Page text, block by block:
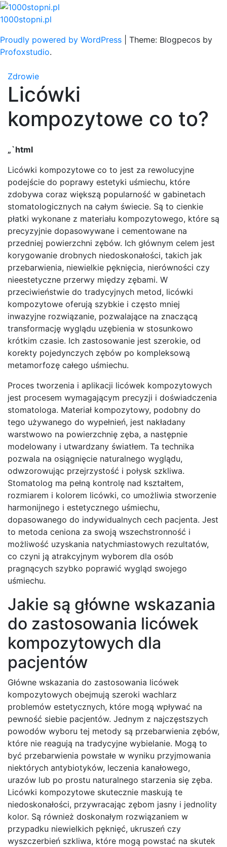
Skip
to
1000stopni.pl
Proudly powered by WordPress
Theme: Blogpecos by
Profoxstudio.
Zdrowie
Licówki
kompozytowe co to?
„`html
Licówki kompozytowe co to jest za rewolucyjne
podejście do poprawy estetyki uśmiechu, które
zdobywa coraz większą popularność w gabinetach
stomatologicznych na całym świecie. Są to cienkie
płatki wykonane z materiału kompozytowego, które są
precyzyjnie dopasowywane i cementowane na
przedniej powierzchni zębów. Ich głównym celem jest
korygowanie drobnych niedoskonałości, takich jak
przebarwienia, niewielkie pęknięcia, nierówności czy
nieestetyczne przerwy między zębami. W
przeciwieństwie do tradycyjnych metod, licówki
kompozytowe oferują szybkie i często mniej
inwazyjne rozwiązanie, pozwalające na znaczącą
transformację wyglądu uzębienia w stosunkowo
krótkim czasie. Ich zastosowanie jest szerokie, od
korekty pojedynczych zębów po kompleksową
metamorfozę całego uśmiechu.
Proces tworzenia i aplikacji licówek kompozytowych
jest procesem wymagającym precyzji i doświadczenia
stomatologa. Materiał kompozytowy, podobny do
tego używanego do wypełnień, jest nakładany
warstwowo na powierzchnię zęba, a następnie
modelowany i utwardzany światłem. Ta technika
pozwala na osiągnięcie naturalnego wyglądu,
odwzorowując przejrzystość i połysk szkliwa.
Stomatolog ma pełną kontrolę nad kształtem,
rozmiarem i kolorem licówki, co umożliwia stworzenie
harmonijnego i estetycznego uśmiechu,
dopasowanego do indywidualnych cech pacjenta. Jest
to metoda ceniona za swoją wszechstronność i
możliwość uzyskania natychmiastowych rezultatów,
co czyni ją atrakcyjnym wyborem dla osób
pragnących szybko poprawić wygląd swojego
uśmiechu.
Jakie są główne wskazania
do zastosowania licówek
kompozytowych dla
pacjentów
Główne wskazania do zastosowania licówek
kompozytowych obejmują szeroki wachlarz
problemów estetycznych, które mogą wpływać na
pewność siebie pacjentów. Jednym z najczęstszych
powodów wyboru tej metody są przebarwienia zębów,
które nie reagują na tradycyjne wybielanie. Mogą to
być przebarwienia powstałe w wyniku przyjmowania
niektórych antybiotyków, leczenia kanałowego,
urazów lub po prostu naturalnego starzenia się zęba.
Licówki kompozytowe skutecznie maskują te
niedoskonałości, przywracając zębom jasny i jednolity
kolor. Są również doskonałym rozwiązaniem w
przypadku niewielkich pęknięć, ukruszeń czy
wyszczerbień szkliwa, które mogą powstać na skutek